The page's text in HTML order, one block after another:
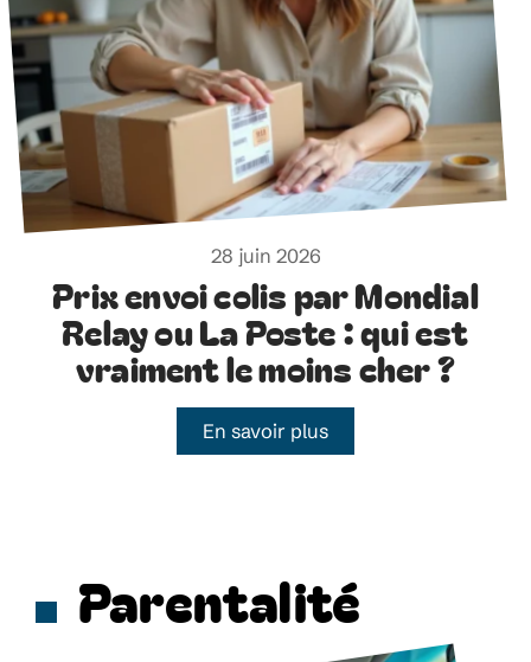
28 juin 2026
Prix envoi colis par Mondial
Relay ou La Poste : qui est
vraiment le moins cher ?
En savoir plus
Parentalité